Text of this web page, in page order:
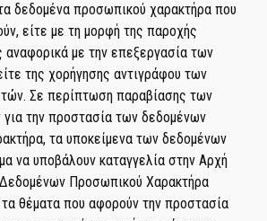
δεδομένα προσωπικού χαρακτήρα που
είτε με τη μορφή της παροχής
αναφορικά με την επεξεργασία των
της χορήγησης αντιγράφου των
Σε περίπτωση παραβίασης των
για την προστασία των δεδομένων
τα υποκείμενα των δεδομένων
να υποβάλουν καταγγελία στην Αρχή
Προσωπικού Χαρακτήρα
τα θέματα που αφορούν την προστασία